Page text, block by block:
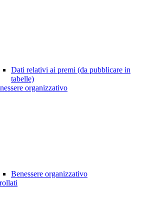
Dati relativi ai premi (da pubblicare in
tabelle)
organizzativo
Benessere organizzativo